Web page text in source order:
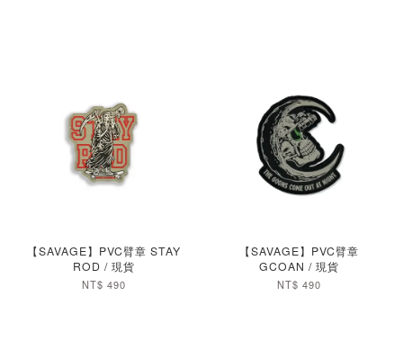
【SAVAGE】PVC臂章 STAY
ROD / 現貨
NT$ 490
【SAVAGE】PVC臂章
GCOAN / 現貨
NT$ 490